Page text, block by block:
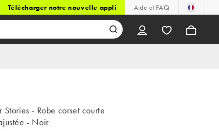
Télécharger notre nouvelle appli Aide et FAQ
Stories - Robe corset courte
- Noir